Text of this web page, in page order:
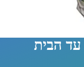
עד הבית